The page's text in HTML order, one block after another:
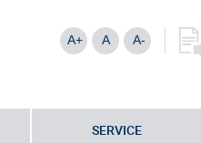
A+ A A-
SERVICE